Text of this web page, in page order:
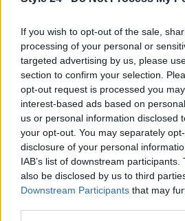
If you wish to opt-out of the sale,
processing of your personal or
targeted advertising by us, please
section to confirm your selection.
opt-out request is processed you
interest-based ads based on
us or personal information disclosed
your opt-out. You may separately
disclosure of your personal
IAB’s list of downstream
also be disclosed by us to third
Downstream Participants that may
rinnovato vigore.
AUTORE
Staff